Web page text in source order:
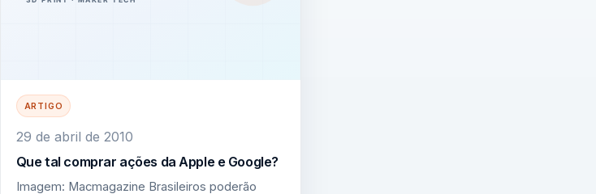
ARTIGO
29 de abril de 2010
Que tal comprar ações da Apple e Google?
Imagem: Macmagazine Brasileiros poderão